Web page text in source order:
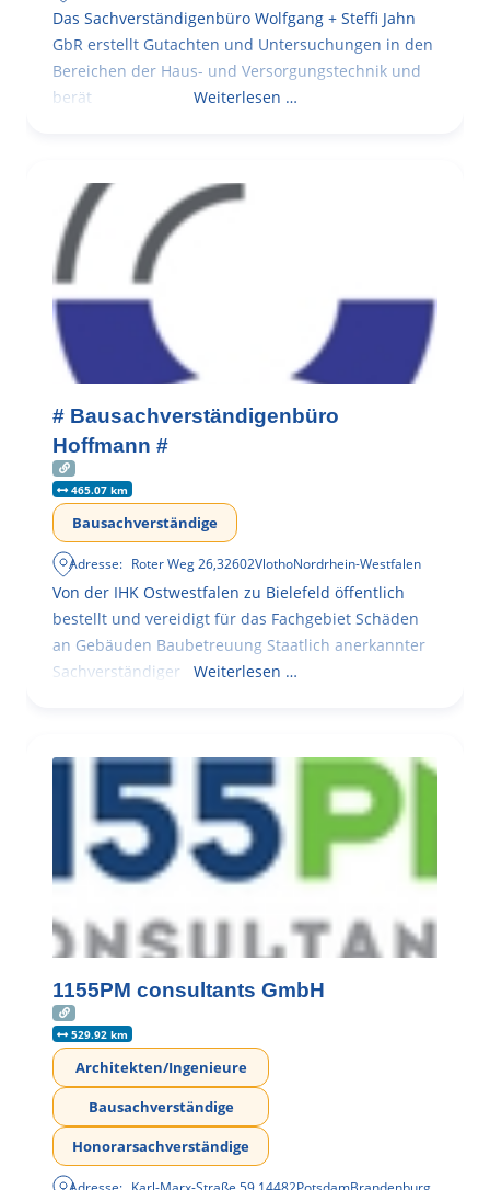
Das Sachverständigenbüro Wolfgang + Steffi Jahn
GbR erstellt Gutachten und Untersuchungen in den
Bereichen der Haus- und Versorgungstechnik und
berät
Weiterlesen …
# Bausachverständigenbüro
Hoffmann #
465.07 km
Bausachverständige
Adresse: Roter Weg 26,32602VlothoNordrhein-Westfalen
Von der IHK Ostwestfalen zu Bielefeld öffentlich
bestellt und vereidigt für das Fachgebiet Schäden
an Gebäuden Baubetreuung Staatlich anerkannter
Sachverständiger
Weiterlesen …
1155PM consultants GmbH
529.92 km
Architekten/Ingenieure
Bausachverständige
Honorarsachverständige